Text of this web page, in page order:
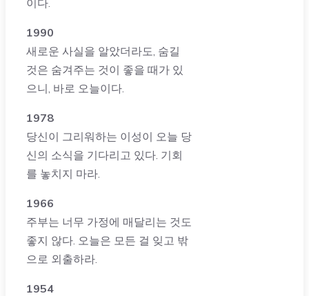
1990
새로운 사실을 알았더라도, 숨길
것은 숨겨주는 것이 좋을 때가 있
으니, 바로 오늘이다.
1978
당신이 그리워하는 이성이 오늘 당
신의 소식을 기다리고 있다. 기회
를 놓치지 마라.
1966
주부는 너무 가정에 매달리는 것도
좋지 않다. 오늘은 모든 걸 잊고 밖
으로 외출하라.
1954